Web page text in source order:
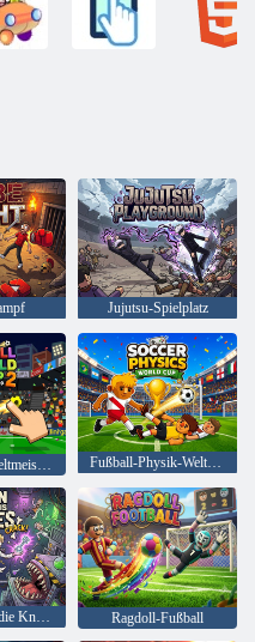
Jujutsu-Spielplatz
Eine kleine Weltmeisterschaft 2 Fußball-Physik-Weltmeisterschaft
John hat sich die Knochen gebrochen Ragdoll-Fußball